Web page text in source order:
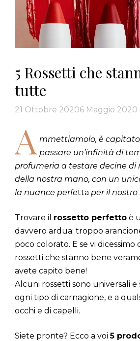
5 Rossetti che
tutte
21 Ottobre 20206 Maggio 2020
A mmettiamolo, è
passare un’infinità di
profumeria a testare decine di
della nostra mano, con un
la nuance perfetta per il
Trovare il rossetto perfetto è
davvero ardua: troppo
poco colorato. E se vi dicessimo
rossetti che stanno bene
avete capito bene!
Alcuni rossetti sono universali e
ogni tipo di carnagione, e a
occhi e di capelli.
Siete pronte? Ecco a voi5